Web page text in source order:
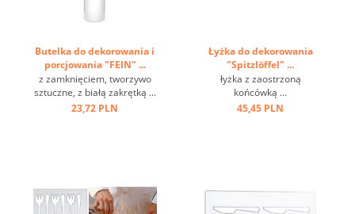
Butelka do dekorowania i
porcjowania "FEIN" ...
z zamknięciem, tworzywo
sztuczne, z białą zakrętką ...
23,72 PLN
Łyżka do dekorowania
"Spitzlöffel" ...
łyżka z zaostrzoną
końcówką ...
45,45 PLN